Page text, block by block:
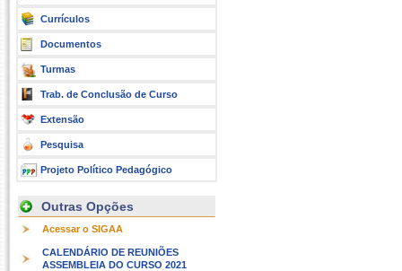
Currículos
Documentos
Turmas
Trab. de Conclusão de Curso
Extensão
Pesquisa
Projeto Político Pedagógico
Outras Opções
Acessar o SIGAA
CALENDÁRIO DE REUNIÕES
ASSEMBLEIA DO CURSO 2021